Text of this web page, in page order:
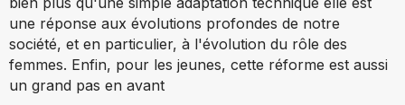
une réponse aux évolutions profondes de notre
société, et en particulier, à l'évolution du rôle des
femmes. Enfin, pour les jeunes, cette réforme est aussi
un grand pas en avant